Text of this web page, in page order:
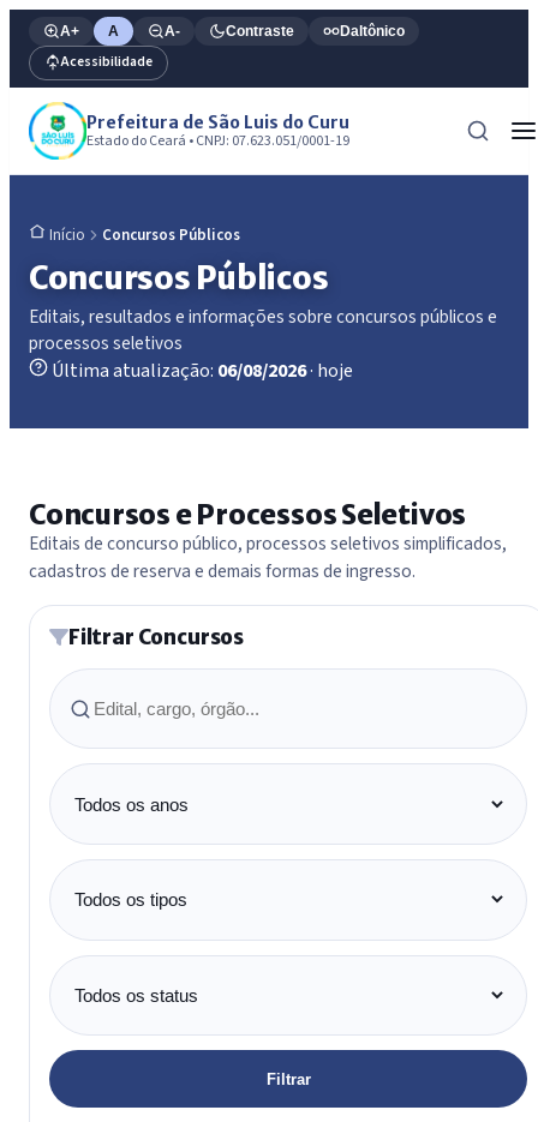
A+ A A- Contraste Daltônico
Acessibilidade
Prefeitura de São Luis do Curu
Estado do Ceará • CNPJ: 07.623.051/0001-19
Início Concursos Públicos
Concursos Públicos
Editais, resultados e informações sobre concursos públicos e
processos seletivos
Última atualização: 06/08/2026· hoje
Concursos e Processos Seletivos
Editais de concurso público, processos seletivos simplificados,
cadastros de reserva e demais formas de ingresso.
Filtrar Concursos
Buscar
Ano
Tipo
Status
Filtrar